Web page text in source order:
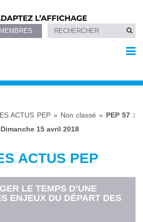
ACTUS PEP » Non classé » PEP 57 :
15 avril 2018
ACTUS PEP
LE TEMPS D’UNE
ENJEUX DU DÉPART DES